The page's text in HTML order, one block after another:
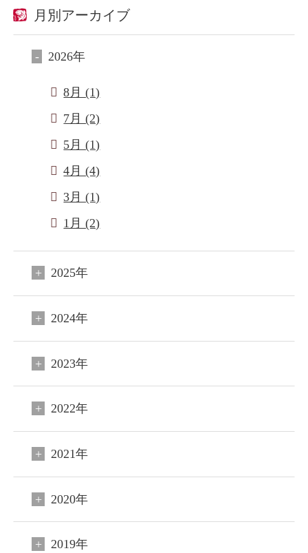
月別アーカイブ
2026年
8月 (1)
7月 (2)
5月 (1)
4月 (4)
3月 (1)
1月 (2)
2025年
2024年
2023年
2022年
2021年
2020年
2019年